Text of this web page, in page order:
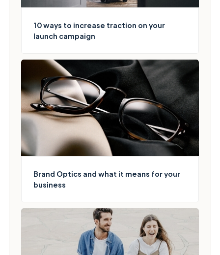
10 ways to increase traction on your
launch campaign
Brand Optics and what it means for your
business